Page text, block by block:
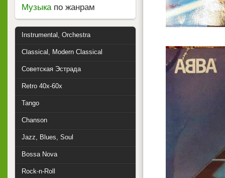
Музыкапо жанрам
Instrumental, Orchestra
Classical, Modern Classical
Советская Эстрада
Retro 40x-60x
Tango
Chanson
Jazz, Blues, Soul
Bossa Nova
Rock-n-Roll